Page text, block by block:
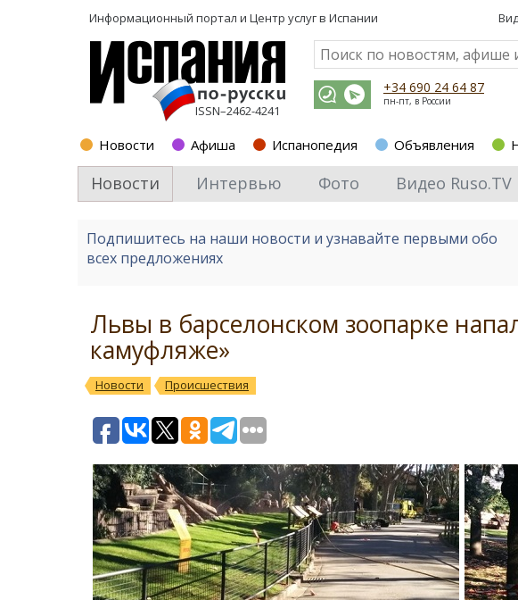
Информационный портал и Центр услуг в Испании
ISSN–2462-4241
+34 690 24 64 87
пн-пт, в России
Новости Афиша Испанопедия Объявления
Новости Интервью Фото Видео Ruso.TV
Подпишитесь на наши новости и узнавайте первыми обо
всех предложениях
Львы в барселонском зоопарке
камуфляже»
Новости Происшествия